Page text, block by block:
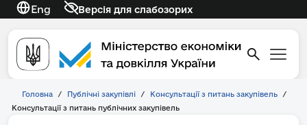
Eng Версія для слабозорих
Головна / Публічні закупівлі / Консультації з питань закупівель
/
Консультації з питань публічних закупівель